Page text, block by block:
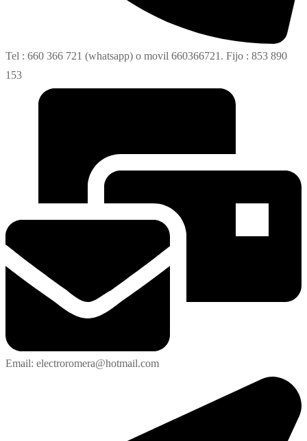
Tel : 660 366 721 (whatsapp) o movil 660366721. Fijo : 853 890
153
Email: electroromera@hotmail.com